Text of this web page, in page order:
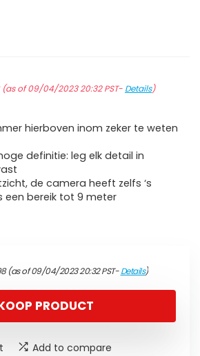
(as of 09/04/2023 20:32 PST- Details)
hierboven inom zeker te weten
definitie: leg elk detail in
de camera heeft zelfs ‘s
een bereik tot 9 meter
(as of 09/04/2023 20:32 PST-Details)
PRODUCT
Add to compare